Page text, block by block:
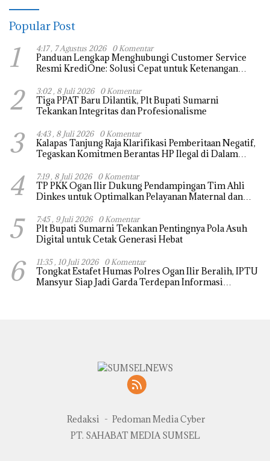
Popular Post
1 4:17 , 7 Agustus 2026 0 Komentar
Panduan Lengkap Menghubungi Customer Service
Resmi KrediOne: Solusi Cepat untuk Ketenangan
2 3:02 , 8 Juli 2026 0 Komentar
Tiga PPAT Baru Dilantik, Plt Bupati Sumarni
Tekankan Integritas dan Profesionalisme
3 4:43 , 8 Juli 2026 0 Komentar
Kalapas Tanjung Raja Klarifikasi Pemberitaan Negatif,
Tegaskan Komitmen Berantas HP Ilegal di Dalam
4 7:19 , 8 Juli 2026 0 Komentar
TP PKK Ogan Ilir Dukung Pendampingan Tim Ahli
Dinkes untuk Optimalkan Pelayanan Maternal dan
5 7:45 , 9 Juli 2026 0 Komentar
Plt Bupati Sumarni Tekankan Pentingnya Pola Asuh
Digital untuk Cetak Generasi Hebat
6 11:35 , 10 Juli 2026 0 Komentar
Tongkat Estafet Humas Polres Ogan Ilir Beralih, IPTU
Mansyur Siap Jadi Garda Terdepan Informasi
Redaksi
Pedoman Media Cyber
PT. SAHABAT MEDIA SUMSEL